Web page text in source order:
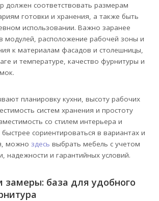
должен соответствовать размерам
готовки и хранения, а также быть
использовании. Важно заранее
модулей, расположение рабочей зоны и
к материалам фасадов и столешницы,
и температуре, качество фурнитуры и
планировку кухни, высоту рабочих
систем хранения и простоту
со стилем интерьера и
сориентироваться в вариантах и
можно здесь выбрать мебель с учетом
надежности и гарантийных условий.
замеры: база для удобного